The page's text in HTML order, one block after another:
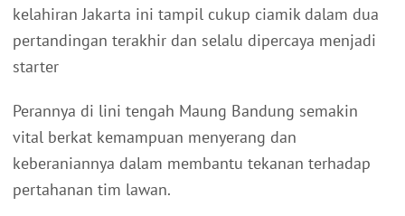
kelahiran Jakarta ini tampil cukup ciamik dalam dua
pertandingan terakhir dan selalu dipercaya menjadi
starter
Perannya di lini tengah Maung Bandung semakin
vital berkat kemampuan menyerang dan
keberaniannya dalam membantu tekanan terhadap
pertahanan tim lawan.